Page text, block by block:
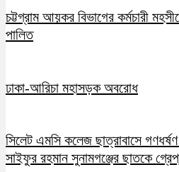
চট্টগ্রাম আয়কর বিভাগের কর্মচারী
পালিত
ঢাকা-আরিচা মহাসড়ক অবরোধ
সিলেট এমসি কলেজ ছাত্রাবাসে
সাইফুর রহমান সুনামগঞ্জের ছাতকে